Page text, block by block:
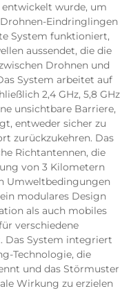
wurde, um
Eindringlingen
System funktioniert,
aussendet, die die
Drohnen und
System arbeitet auf
2,4 GHz, 5,8 GHz
unsichtbare Barriere,
entweder sicher zu
zurückzukehren. Das
Richtantennen, die
von 3 Kilometern
Umweltbedingungen
modulares Design
als auch mobiles
verschiedene
Das System integriert
Technologie, die
und das Störmuster
Wirkung zu erzielen